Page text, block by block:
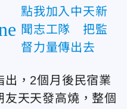
點我加入中天新
聞志工隊 把監
督力量傳出去
出，2個月後民宿業
天天發高燒，整個